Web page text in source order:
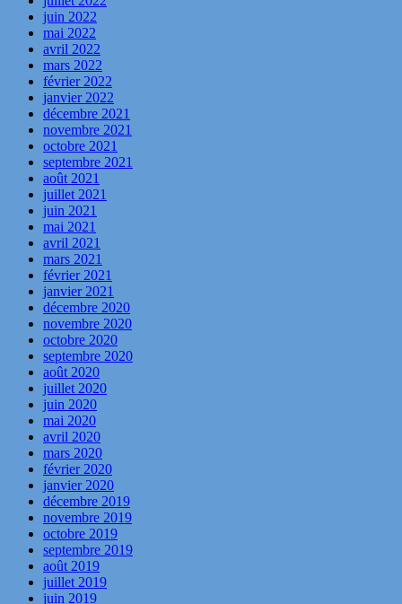
juin 2022
mai 2022
avril 2022
mars 2022
février 2022
janvier 2022
décembre 2021
novembre 2021
octobre 2021
septembre 2021
août 2021
juillet 2021
juin 2021
mai 2021
avril 2021
mars 2021
février 2021
janvier 2021
décembre 2020
novembre 2020
octobre 2020
septembre 2020
août 2020
juillet 2020
juin 2020
mai 2020
avril 2020
mars 2020
février 2020
janvier 2020
décembre 2019
novembre 2019
octobre 2019
septembre 2019
août 2019
juillet 2019
juin 2019